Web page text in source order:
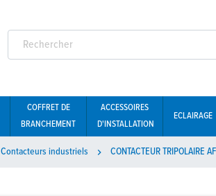
COFFRET DE
BRANCHEMENT
ACCESSOIRES
D'INSTALLATION
ECLAIRAGE
Contacteurs industriels  CONTACTEUR TRIPOLAIRE